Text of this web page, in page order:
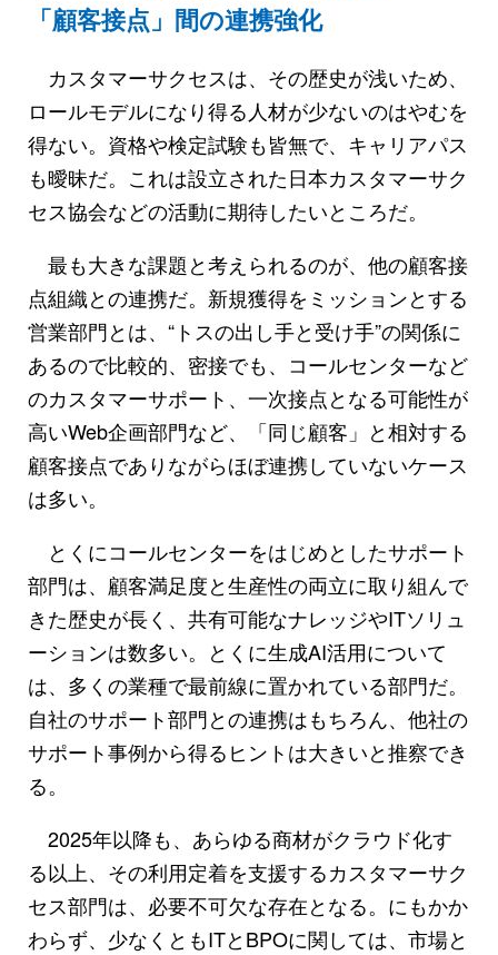
「顧客接点」間の連携強化
カスタマーサクセスは、その歴史が浅いため、
ロールモデルになり得る人材が少ないのはやむを
得ない。資格や検定試験も皆無で、キャリアパス
も曖昧だ。これは設立された日本カスタマーサク
セス協会などの活動に期待したいところだ。
最も大きな課題と考えられるのが、他の顧客接
点組織との連携だ。新規獲得をミッションとする
営業部門とは、“トスの出し手と受け手”の関係に
あるので比較的、密接でも、コールセンターなど
のカスタマーサポート、一次接点となる可能性が
高いWeb企画部門など、「同じ顧客」と相対する
顧客接点でありながらほぼ連携していないケース
は多い。
とくにコールセンターをはじめとしたサポート
部門は、顧客満足度と生産性の両立に取り組んで
きた歴史が長く、共有可能なナレッジやITソリュ
ーションは数多い。とくに生成AI活用について
は、多くの業種で最前線に置かれている部門だ。
自社のサポート部門との連携はもちろん、他社の
サポート事例から得るヒントは大きいと推察でき
る。
2025年以降も、あらゆる商材がクラウド化す
る以上、その利用定着を支援するカスタマーサク
セス部門は、必要不可欠な存在となる。にもかか
わらず、少なくともITとBPOに関しては、市場と